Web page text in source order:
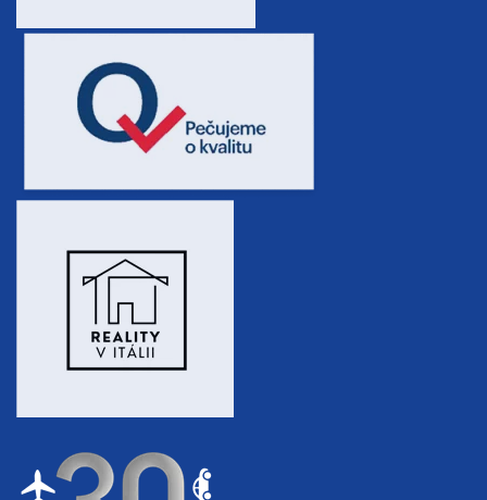
8 800 Kč
10.10. - 13.10.26
sobota - úterý
3 800 Kč
10.10. - 14.10.26
5 100 Kč
sobota - čtvrtek
6 300 Kč
sobota - sobota
8 800 Kč